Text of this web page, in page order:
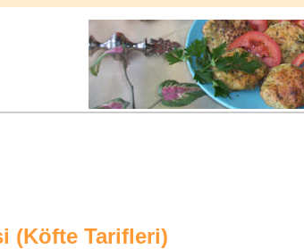
(Köfte Tarifleri)